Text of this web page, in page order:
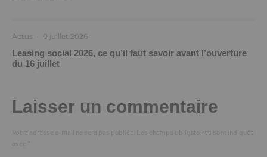
Actus · 8 juillet 2026
Leasing social 2026, ce qu’il faut savoir avant l’ouverture
du 16 juillet
Laisser un commentaire